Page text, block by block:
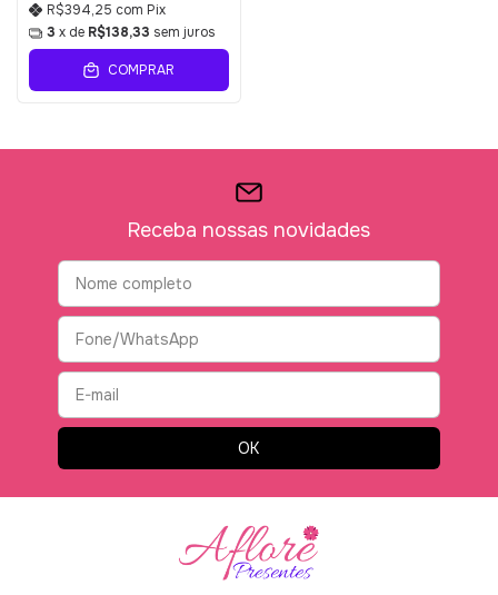
R$394,25 com Pix
3 x de R$138,33 sem juros
COMPRAR
Receba nossas novidades